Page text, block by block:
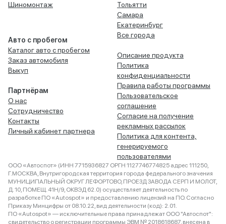
Шиномонтаж
Авто с пробегом
Каталог авто с пробегом
Заказ автомобиля
Выкуп
Партнёрам
О нас
Сотрудничество
Контакты
Личный кабинет партнера
Тольятти
Самара
Екатеринбург
Все города
Описание продукта
Политика
конфиденциальности
Правила работы программы
Пользовательское
соглашение
Согласие на получение
рекламных рассылок
Политика для контента,
генерируемого
пользователями
ООО «Автоспот» (ИНН 7715936827 ОРГН 1127746774825 адрес 111250,
Г.МОСКВА, Внутригородская территория города федерального значения
МУНИЦИПАЛЬНЫЙ ОКРУГ ЛЕФОРТОВО, ПРОЕЗД ЗАВОДА СЕРП И МОЛОТ,
Д. 10, ПОМЕЩ. 41Н/9, ОКВЭД 62.0) осуществляет деятельность по
разработке ПО «Autospot» и предоставлению лицензий на ПО. Согласно
Приказу Минцифры от 08.10.22, вид деятельности (код): 2.01.
ПО «Autospot» — исключительные права принадлежат ООО "Автоспот":
свидетельство о регистрации программы ЭВМ № 2018618687, внесена в